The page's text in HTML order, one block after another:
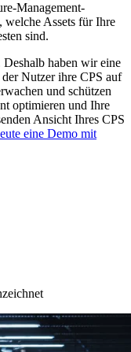
Management-
welche Assets für Ihre
sind.
haben wir eine
Nutzer ihre CPS auf
und schützen
optimieren und Ihre
Ansicht Ihres CPS
eine Demo mit